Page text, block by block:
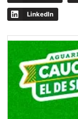
LinkedIn